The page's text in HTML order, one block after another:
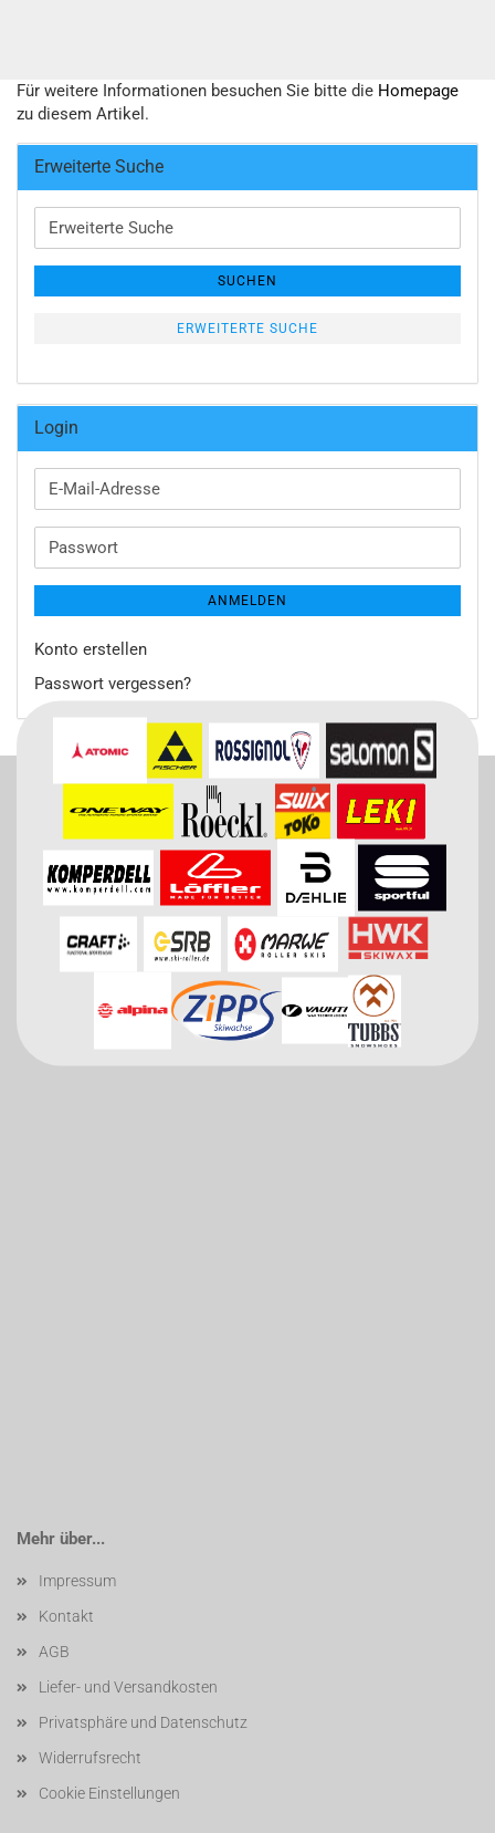
Für weitere Informationen besuchen Sie bitte die Homepage
zu diesem Artikel.
Erweiterte Suche
Erweiterte
Suche
SUCHEN
ERWEITERTE SUCHE
Login
E-
Mail-
Passwort
ANMELDEN
Konto erstellen
Passwort vergessen?
Mehr über...
Impressum
Kontakt
AGB
Liefer- und Versandkosten
Privatsphäre und Datenschutz
Widerrufsrecht
Cookie Einstellungen